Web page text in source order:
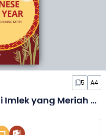
5 A4
Catatan Latar Bingkai Imlek yang Meriah dalam Slide